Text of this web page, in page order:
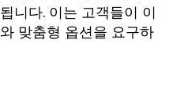
니다. 이는 고객들이 이
맞춤형 옵션을 요구하